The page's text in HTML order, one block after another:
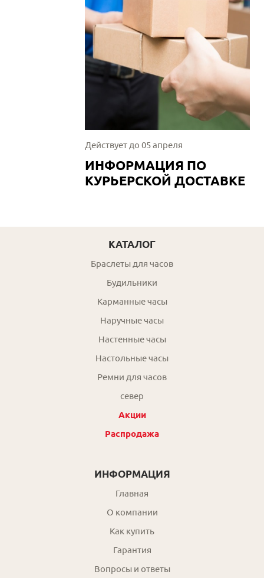
Действует до 05 апреля
ИНФОРМАЦИЯ ПО
КУРЬЕРСКОЙ ДОСТАВКЕ
КАТАЛОГ
Браслеты для часов
Будильники
Карманные часы
Наручные часы
Настенные часы
Настольные часы
Ремни для часов
север
Акции
Распродажа
ИНФОРМАЦИЯ
Главная
О компании
Как купить
Гарантия
Вопросы и ответы